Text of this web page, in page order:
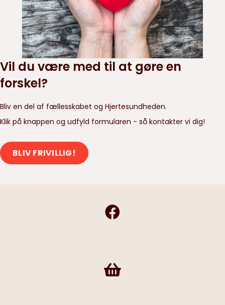
Vil du være med til at gøre en
forskel?
Bliv en del af fællesskabet og Hjertesundheden.
Klik på knappen og udfyld formularen - så kontakter vi dig!
BLIV FRIVILLIG!
Frivilligshop